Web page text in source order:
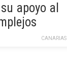
apoyo al
CANARIAS